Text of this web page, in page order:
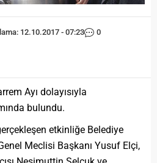
12.10.2017 - 07:23 0
Ayı dolayısıyla
bulundu.
etkinliğe Belediye
Meclisi Başkanı Yusuf Elçi,